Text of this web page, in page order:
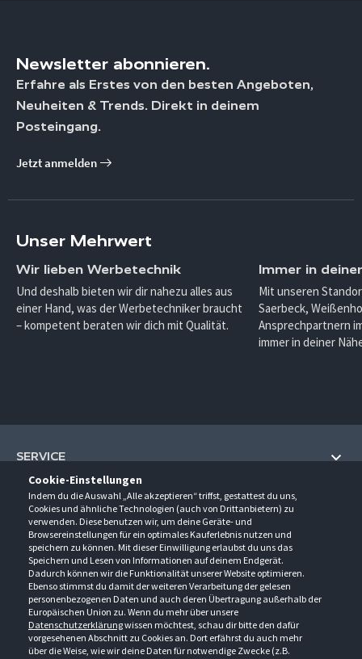
Cookie-Einstellungen
Indem du die Auswahl „Alle akzeptieren“ triffst, gestattest du uns,
Cookies und ähnliche Technologien (auch von Drittanbietern) zu
verwenden. Diese benutzen wir, um deine Geräte- und
Browsereinstellungen für ein optimales Kauferlebnis nutzen und
speichern zu können. Mit dieser Einwilligung erlaubst du uns das
Speichern und Lesen von Informationen auf deinem Endgerät.
Dadurch können wir die Funktionalität unserer Website optimieren.
Ebenso stimmst du damit der weiteren Verarbeitung der gelesen
personenbezogenen Daten und auch deren Übertragung außerhalb der
Europäischen Union zu. Wenn du mehr über unsere
Datenschutzerklärungwissen möchtest, schau dir bitte den dafür
vorgesehenen Abschnitt zu Cookies an. Dort erfährst du auch mehr
über die Weise, wie wir deine Daten für notwendige Zwecke (z.B.
Newsletter abonnieren.
Erfahre als Erstes von den besten Angeboten,
Neuheiten & Trends. Direkt in deinem
Posteingang.
Jetzt anmelden
Unser Mehrwert
Wir lieben Werbetechnik
Und deshalb bieten wir dir nahezu alles aus
einer Hand, was der Werbetechniker braucht
– kompetent beraten wir dich mit Qualität.
Immer in
Mit unseren
Saerbeck,
Ansprechpartnern
immer in deiner
SERVICE
Hilfe und Information
Fragen und Antworten (FAQ)
Kontakt
Newsletter
Events
Downloads
Kataloge
UNTERNEHMEN
Über uns
Anfahrt
Ansprechpartner
Außendienstbesuch
Jobs & Ausbildung
Retouren/Reklamationen
KONTAKT
Gröner-Schulze GmbH
Sarirstraße 5
12529 Schönefeld
Berlin-Schönefeld: +49 30 68 29 54-0
Saerbeck: +49 2574 88750-0
ÖFFNUNGSZEITEN
Montag - Donnerstag
9:00 - 17:00
Freitag
9:00 - 15:00
FOLGE UNS